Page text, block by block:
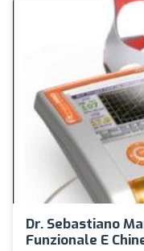
Dr. Sebastiano
Funzionale E